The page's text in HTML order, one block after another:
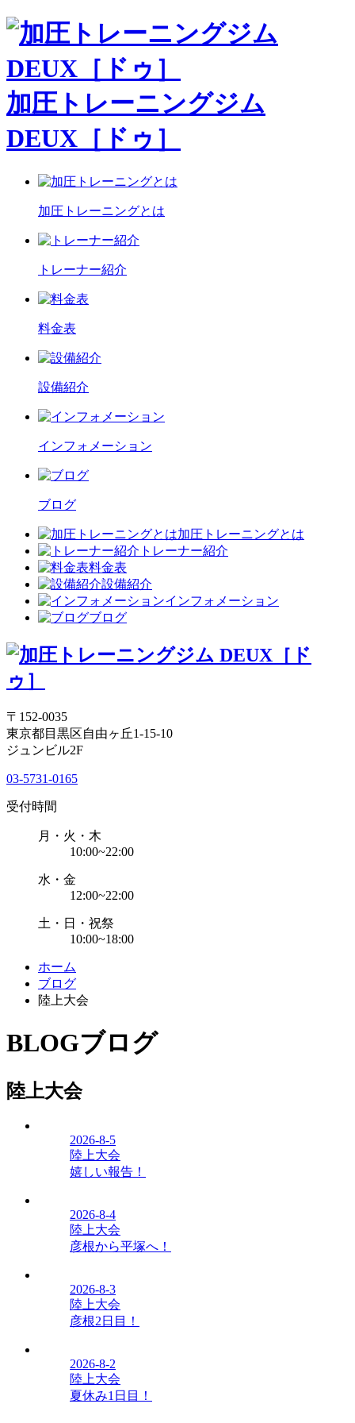
加圧トレーニングジム
DEUX［ドゥ］
加圧トレーニングとは
トレーナー紹介
料金表
設備紹介
インフォメーション
ブログ
加圧トレーニングとは
トレーナー紹介
料金表
設備紹介
インフォメーション
ブログ
〒152-0035
東京都目黒区自由ヶ丘1-15-10
ジュンビル2F
03-5731-0165
受付時間
月・火・木
10:00~22:00
水・金
12:00~22:00
土・日・祝祭
10:00~18:00
ホーム
ブログ
陸上大会
BLOGブログ
陸上大会
2026-8-5
陸上大会
嬉しい報告！
2026-8-4
陸上大会
彦根から平塚へ！
2026-8-3
陸上大会
彦根2日目！
2026-8-2
陸上大会
夏休み1日目！